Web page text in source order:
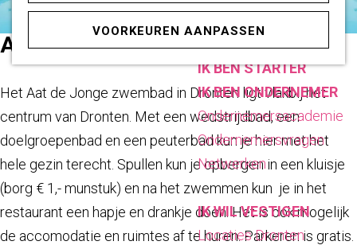
VOORKEUREN AANPASSEN
o
m
e
p
a
g
e
ONDERNEMEN
IK BEN STARTER
IK BEN ONDERNEMER
Ondernemersacademie
Ondernemersvragen
Netwerken
IK WIL VESTIGEN
Locaties Dronten
AAT DE JONGE ZWEMBAD
Het Aat de Jonge zwembad in Dronten ligt vlakbij het
centrum van Dronten. Met een wedstrijdbad, een
doelgroepenbad en een peuterbad kun je hier met het
hele gezin terecht. Spullen kun je opbergen in een kluisje
(borg € 1,- munstuk) en na het zwemmen kun je in het
restaurant een hapje en drankje doen. Het is ook mogelijk
de accomodatie en ruimtes af te huren. Parkeren is gratis.